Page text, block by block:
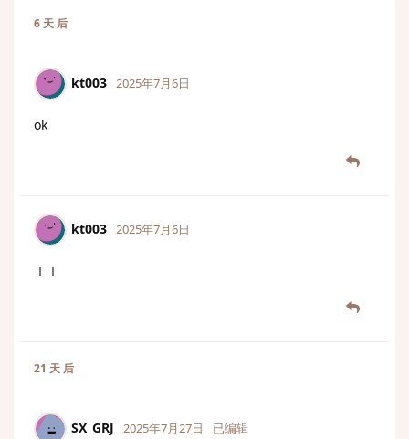
6 天 后
kt003 2025年7月6日
ok
kt003 2025年7月6日
ｌｌ
21 天 后
SX_GRJ 2025年7月27日 已编辑